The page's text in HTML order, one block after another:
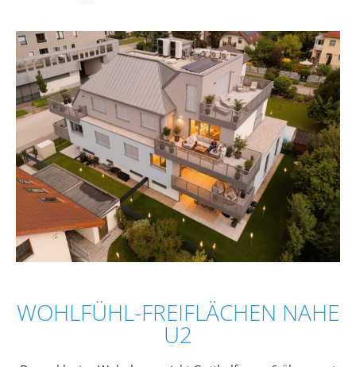
WOHLFÜHL-FREIFLÄCHEN NAHE
U2